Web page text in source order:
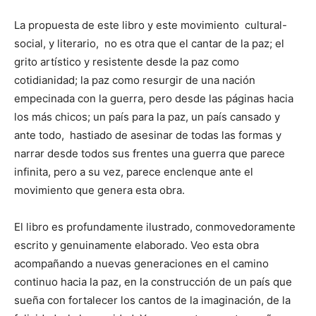
La propuesta de este libro y este movimiento cultural-
social, y literario, no es otra que el cantar de la paz; el
grito artístico y resistente desde la paz como
cotidianidad; la paz como resurgir de una nación
empecinada con la guerra, pero desde las páginas hacia
los más chicos; un país para la paz, un país cansado y
ante todo, hastiado de asesinar de todas las formas y
narrar desde todos sus frentes una guerra que parece
infinita, pero a su vez, parece enclenque ante el
movimiento que genera esta obra.
El libro es profundamente ilustrado, conmovedoramente
escrito y genuinamente elaborado. Veo esta obra
acompañando a nuevas generaciones en el camino
continuo hacia la paz, en la construcción de un país que
sueña con fortalecer los cantos de la imaginación, de la